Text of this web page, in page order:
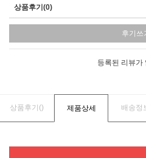
상품후기(0)
후기쓰
등록된 리뷰가
상품후기() 제품상세 배송정